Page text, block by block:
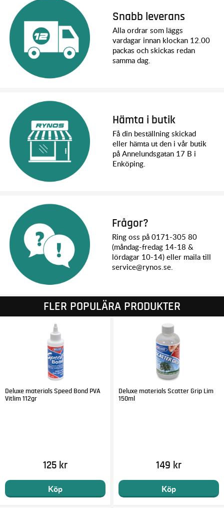
Snabb leverans
Alla ordrar som läggs
vardagar innan klockan 12.00
packas och skickas redan
samma dag.
Hämta i butik
Få din beställning skickad
eller hämta ut den i vår butik
på Annelundsgatan 17 B i
Enköping.
Frågor?
Ring oss på 0171-305 80
(måndag-fredag 14-18 &
lördagar 10-14) eller maila till
service@rynos.se.
FLER POPULÄRA PRODUKTER
Deluxe materials Speed Bond PVA
Vitlim 112gr
125 kr
Köp
Deluxe materials Scatter Grip Lim
150ml
149 kr
Köp